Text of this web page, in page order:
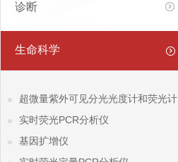
诊断
生命科学
超微量紫外可见分光光度计和荧光计
实时荧光PCR分析仪
基因扩增仪